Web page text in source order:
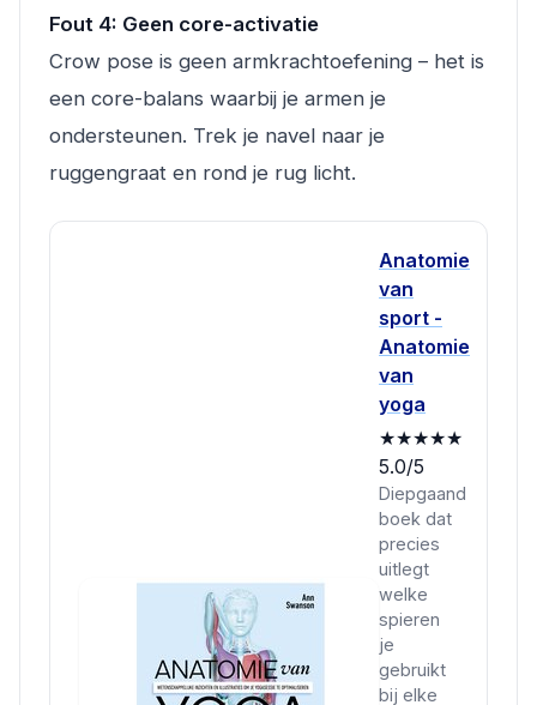
Fout 4: Geen core-activatie
Crow pose is geen armkrachtoefening – het is
een core-balans waarbij je armen je
ondersteunen. Trek je navel naar je
ruggengraat en rond je rug licht.
Anatomie
van
sport -
Anatomie
van
yoga
★★★★★
5.0/5
Diepgaand
boek dat
precies
uitlegt
welke
spieren
je
gebruikt
bij elke